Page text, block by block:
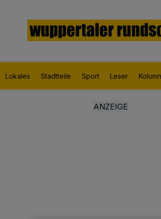
Lokales Stadtteile Sport Leser